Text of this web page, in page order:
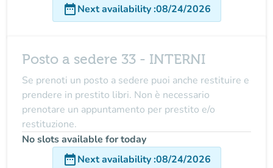
date_rangeNext availability:08/24/2026
Posto a sedere 33 - INTERNI
Se prenoti un posto a sedere puoi anche restituire e
prendere in prestito libri. Non è necessario
prenotare un appuntamento per prestito e/o
restituzione.
No slots available for today
date_rangeNext availability:08/24/2026